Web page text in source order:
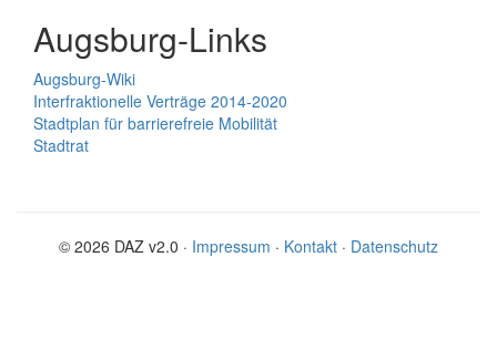
Augsburg-Links
Augsburg-Wiki
Interfraktionelle Verträge 2014-2020
Stadtplan für barrierefreie Mobilität
Stadtrat
© 2026 DAZ v2.0 · Impressum · Kontakt · Datenschutz